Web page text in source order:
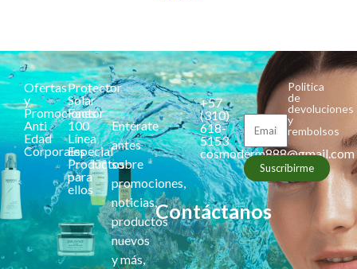
Ofertas
y
Promociones
Anti
Edad
Corporales
Protector
Solar
Factor
100
Línea
Especial
Productos
para
ellos
Entérate
antes
sobre
promociones,
noticias,
productos
nuevos
y más,
Contáctanos
+57
(310)
618-
5153
cosmoderm888@gmail.com
Suscribirme
Politica
de
devoluciones
y
rembolsos